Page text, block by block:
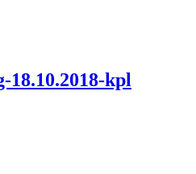
18.10.2018-kpl